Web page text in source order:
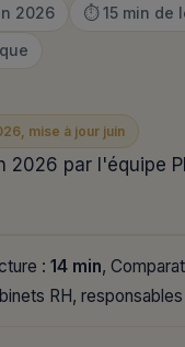
2026
⏱️ 15 min de
mise à jour juin
2026 par l'équipe
: 14 min,
RH,